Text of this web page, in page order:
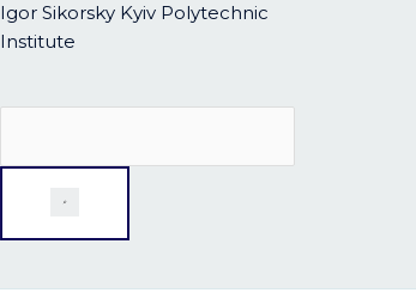
Igor Sikorsky Kyiv Polytechnic
Institute